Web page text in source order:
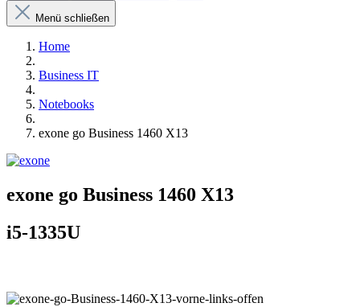
Menü schließen
Home
Business IT
Notebooks
exone go Business 1460 X13
exone go Business 1460 X13
i5-1335U